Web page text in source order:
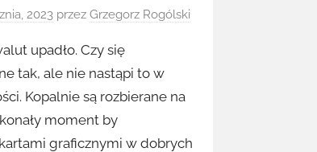
2023 przezGrzegorz Rogólski
upadło. Czy się
tak, ale nie nastąpi to w
Kopalnie są rozbierane na
moment by
graficznymi w dobrych